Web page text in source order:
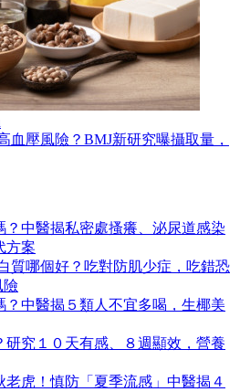
血壓風險？BMJ新研究曝攝取量，
？中醫揭私密處搔癢、泌尿道感染
方案
質哪個好？吃對防肌少症，吃錯恐
險
？中醫揭５類人不宜多喝，生椰美
研究１０天有感、８週顯效，營養
老虎！慎防「夏季流感」中醫揭４